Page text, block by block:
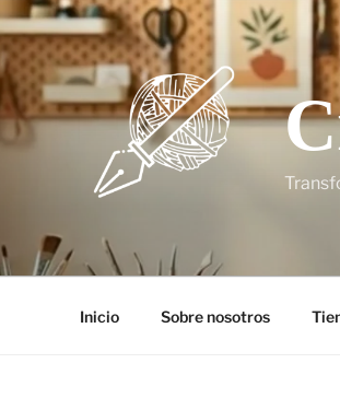
Inicio Sobre nosotros